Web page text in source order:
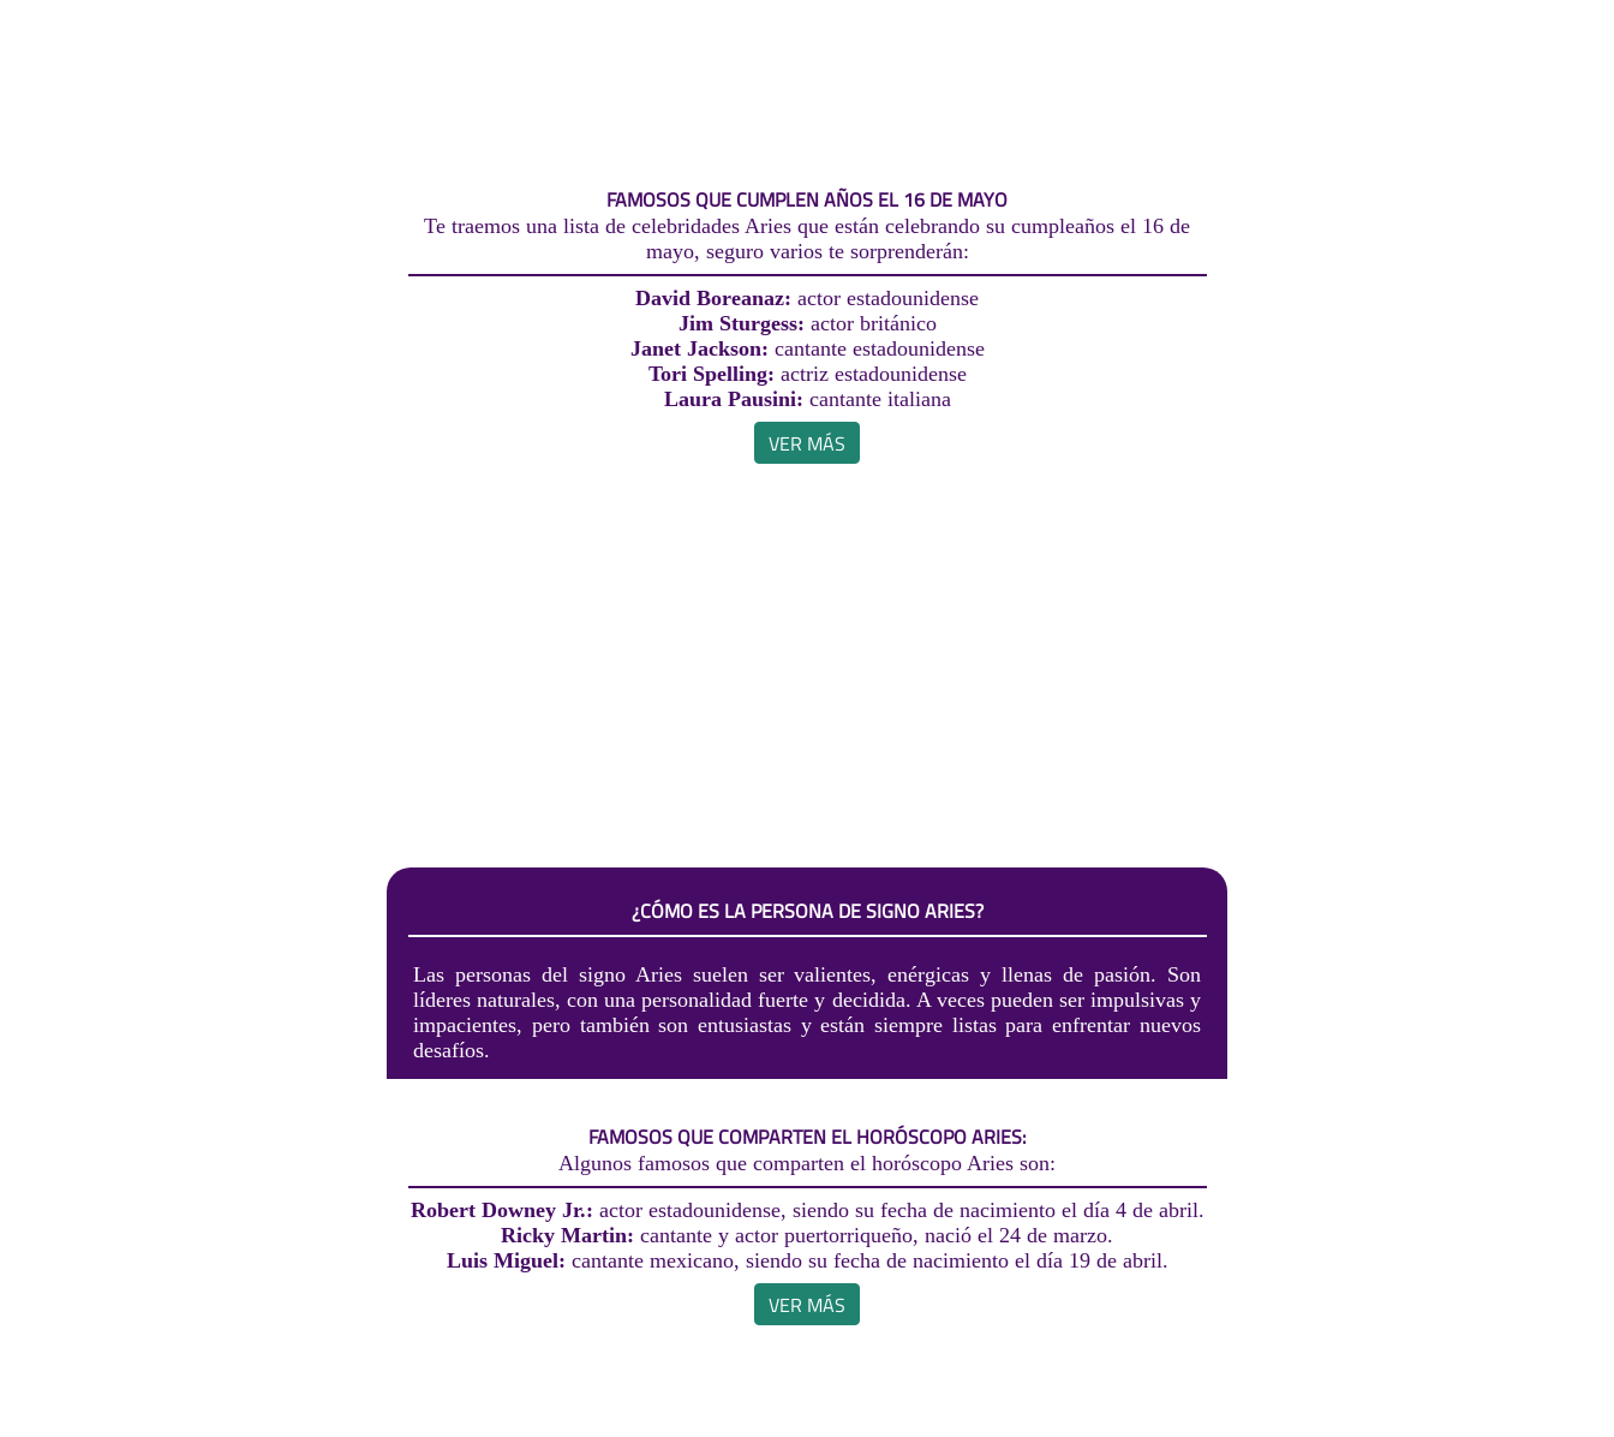
FAMOSOS QUE CUMPLEN AÑOS EL 16 DE MAYO
Te traemos una lista de celebridades Aries que están celebrando su cumpleaños el 16 de
mayo, seguro varios te sorprenderán:
David Boreanaz: actor estadounidense
Jim Sturgess: actor británico
Janet Jackson: cantante estadounidense
Tori Spelling: actriz estadounidense
Laura Pausini: cantante italiana
VER MÁS
¿CÓMO ES LA PERSONA DE SIGNO ARIES?
Las personas del signo Aries suelen ser valientes, enérgicas y llenas de pasión. Son
líderes naturales, con una personalidad fuerte y decidida. A veces pueden ser impulsivas y
impacientes, pero también son entusiastas y están siempre listas para enfrentar nuevos
desafíos.
FAMOSOS QUE COMPARTEN EL HORÓSCOPO ARIES:
Algunos famosos que comparten el horóscopo Aries son:
Robert Downey Jr.: actor estadounidense, siendo su fecha de nacimiento el día 4 de abril.
Ricky Martin: cantante y actor puertorriqueño, nació el 24 de marzo.
Luis Miguel: cantante mexicano, siendo su fecha de nacimiento el día 19 de abril.
VER MÁS